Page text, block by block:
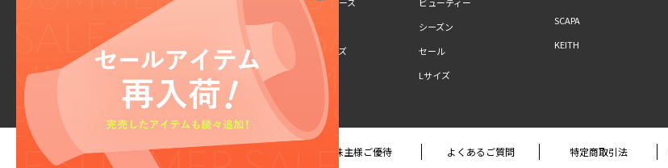
KEITH Lサイズ
キッズ
シューズ
シーズン
セール
Lサイズ
SCAPA
KEITH
ご利用規約 株主様ご優待 よくあるご質問 特定商取引法